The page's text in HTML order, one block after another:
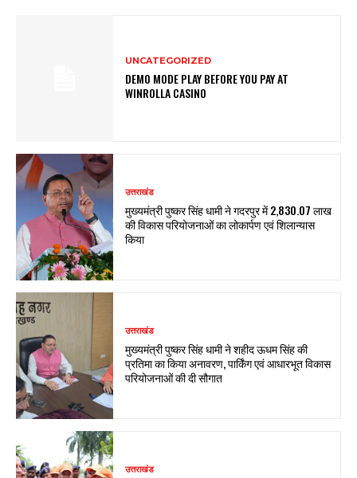
UNCATEGORIZED
DEMO MODE PLAY BEFORE YOU PAY AT
WINROLLA CASINO
उत्तराखंड
मुख्यमंत्री पुष्कर सिंह धामी ने गदरपुर में ₹2,830.07 लाख
की विकास परियोजनाओं का लोकार्पण एवं शिलान्यास
किया
उत्तराखंड
मुख्यमंत्री पुष्कर सिंह धामी ने शहीद ऊधम सिंह की
प्रतिमा का किया अनावरण, पार्किंग एवं आधारभूत विकास
परियोजनाओं की दी सौगात
उत्तराखंड